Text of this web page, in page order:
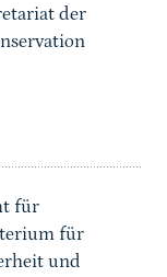
der
für
für
und